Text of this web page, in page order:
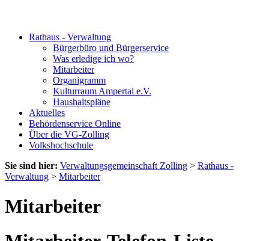
Rathaus - Verwaltung
Bürgerbüro und Bürgerservice
Was erledige ich wo?
Mitarbeiter
Organigramm
Kulturraum Ampertal e.V.
Haushaltspläne
Aktuelles
Behördenservice Online
Über die VG-Zolling
Volkshochschule
Sie sind hier: Verwaltungsgemeinschaft Zolling > Rathaus -
Verwaltung > Mitarbeiter
Mitarbeiter